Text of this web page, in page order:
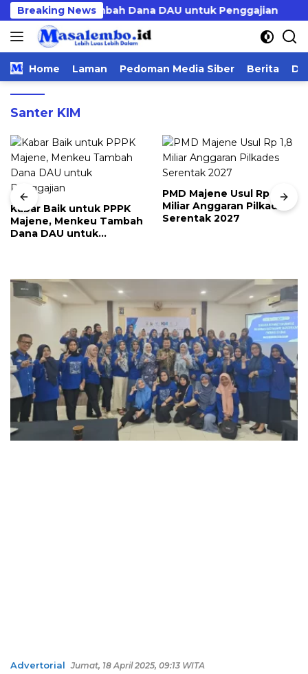
Langsung
ke
konten
Breaking News
Menkeu Tambah Dana DAU untuk Penggajian
Home Laman Pedoman Media Siber Berita
Santer KIM
PMD Majene Usul Rp 1,8
Miliar Anggaran Pilkades
Serentak 2027
Kapolres Polman Hadiri
Pemusnahan Barang
Bukti 96 Perkara Inkrah di
Advertorial Jumat, 18 April 2025, 09:13 WITA